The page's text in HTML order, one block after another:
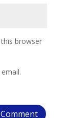
browser